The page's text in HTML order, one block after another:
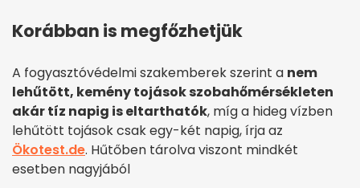
Korábban is megfőzhetjük
A fogyasztóvédelmi szakemberek szerint a nem
lehűtött, kemény tojások szobahőmérsékleten
akár tíz napig is eltarthatók, míg a hideg vízben
lehűtött tojások csak egy-két napig, írja az
Ökotest.de. Hűtőben tárolva viszont mindkét
esetben nagyjából